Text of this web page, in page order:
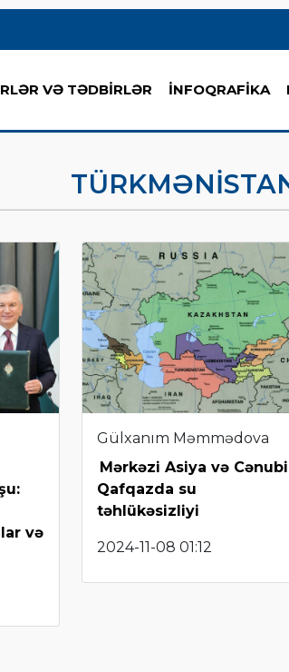
VƏ TƏDBİRLƏR İNFOQRAFİKA
və
Gülxanım Məmmədova
Mərkəzi Asiya və Cənubi
Qafqazda su
təhlükəsizliyi
2024-11-08 01:12